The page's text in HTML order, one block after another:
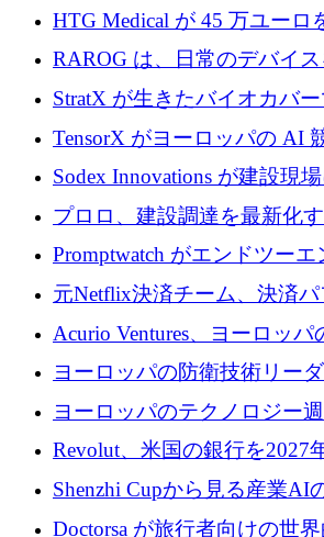
認可
HTG Medical が 45 万ユーロ
尿モニタリングを自動化する
証を獲得
RAROG は、日常のデバイ
助ビーコンに変えるために
StratX が生きたバイオカバ
ン対策に 119 万ドルを調達
TensorX がヨーロッパの AI
有者によって決まると考える
Sodex Innovations が建設現
のインテリジェンスをもたら
ユーロを確保
プロロ、建設調達を最新化
ンドを調達
Promptwatch がエンドツー
適化プラットフォームを拡張
万ユーロを調達
元Netflix決済チーム、決済
ラットフォームNopanのため
万ユーロを調達
Acurio Ventures、ヨーロッ
流動性を解放するために1億
ファンドを立ち上げる
ヨーロッパの防衛技術リー
ングは、180億ドルの評価額
ヨーロッパのテクノロジー
ユーロを超える 70 以上のテ
Revolut、米国の銀行を2027
国の社長が語る
Shenzhi Cupから見る産業AI
産業実装への道筋
Doctorsa が旅行者向けの世